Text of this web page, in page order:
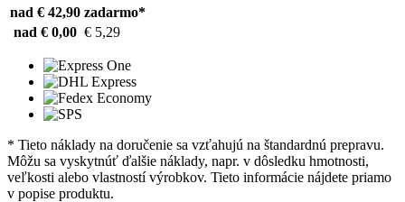
nad € 42,90 zadarmo*
nad € 0,00 € 5,29
* Tieto náklady na doručenie sa vzťahujú na štandardnú prepravu.
Môžu sa vyskytnúť ďalšie náklady, napr. v dôsledku hmotnosti,
veľkosti alebo vlastností výrobkov. Tieto informácie nájdete priamo
v popise produktu.